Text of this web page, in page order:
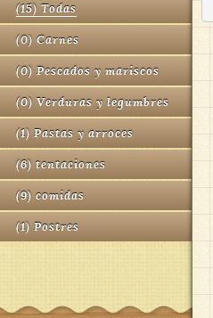
(15) Todas
(0) Carnes
(0) Pescados y mariscos
(0) Verduras y legumbres
(1) Pastas y arroces
(6) tentaciones
(9) comidas
(1) Postres